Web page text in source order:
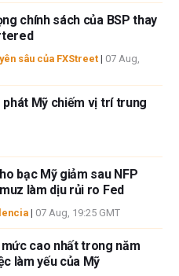
ánh chính sách hoặc quan điểm
nhà quảng cáo của nó. Tác giả
được tìm thấy ở cuối các liên kết
nội dung bài viết, tại thời điểm viết
hệ kinh doanh với bất kỳ công ty
được tiền công cho việc viết bài
đầy đủ hoặc phù hợp của thông
trách nhiệm về bất kỳ sai sót,
tích hoặc thiệt hại nào phát sinh từ
dụng thông tin này. Ngoại trừ các
cố vấn đầu tư đã đăng ký và không
chính sách của BSP thay
sâu của FXStreet | 07 Aug,
phát Mỹ chiếm vị trí trung
bạc Mỹ giảm sau NFP
làm dịu rủi ro Fed
| 07 Aug, 19:25 GMT
cao nhất trong năm
làm yếu của Mỹ